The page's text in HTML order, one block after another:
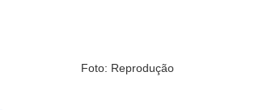
Foto: Reprodução